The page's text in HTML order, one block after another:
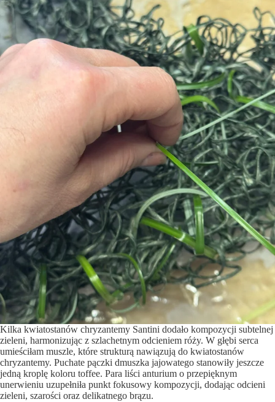
Kilka kwiatostanów chryzantemy Santini dodało kompozycji subtelnej
zieleni, harmonizując z szlachetnym odcieniem róży. W głębi serca
umieściłam muszle, które strukturą nawiązują do kwiatostanów
chryzantemy. Puchate pączki dmuszka jajowatego stanowiły jeszcze
jedną kroplę koloru toffee. Para liści anturium o przepięknym
unerwieniu uzupełniła punkt fokusowy kompozycji, dodając odcieni
zieleni, szarości oraz delikatnego brązu.